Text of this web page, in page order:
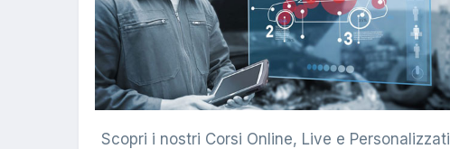
Scopri i nostri Corsi Online, Live e Personalizzati